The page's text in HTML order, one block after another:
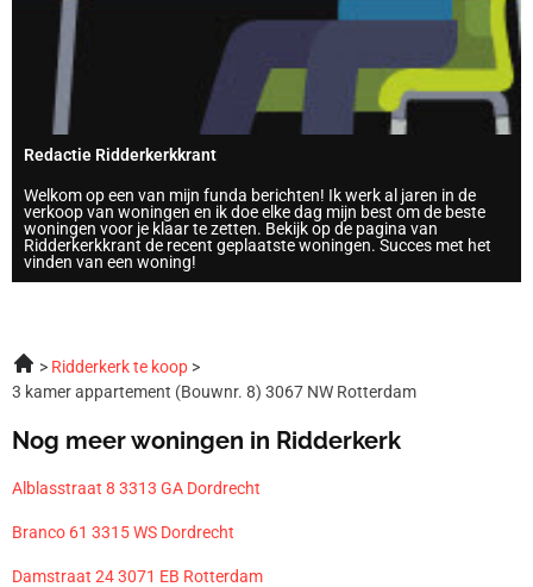
Redactie Ridderkerkkrant
Welkom op een van mijn funda berichten! Ik werk al jaren in de
verkoop van woningen en ik doe elke dag mijn best om de beste
woningen voor je klaar te zetten. Bekijk op de pagina van
Ridderkerkkrant de recent geplaatste woningen. Succes met het
vinden van een woning!
Ridderkerk te koop
3 kamer appartement (Bouwnr. 8) 3067 NW Rotterdam
Nog meer woningen in Ridderkerk
Alblasstraat 8 3313 GA Dordrecht
Branco 61 3315 WS Dordrecht
Damstraat 24 3071 EB Rotterdam